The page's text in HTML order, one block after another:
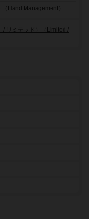
Hand Management）
/ リミテッド）（Limited /